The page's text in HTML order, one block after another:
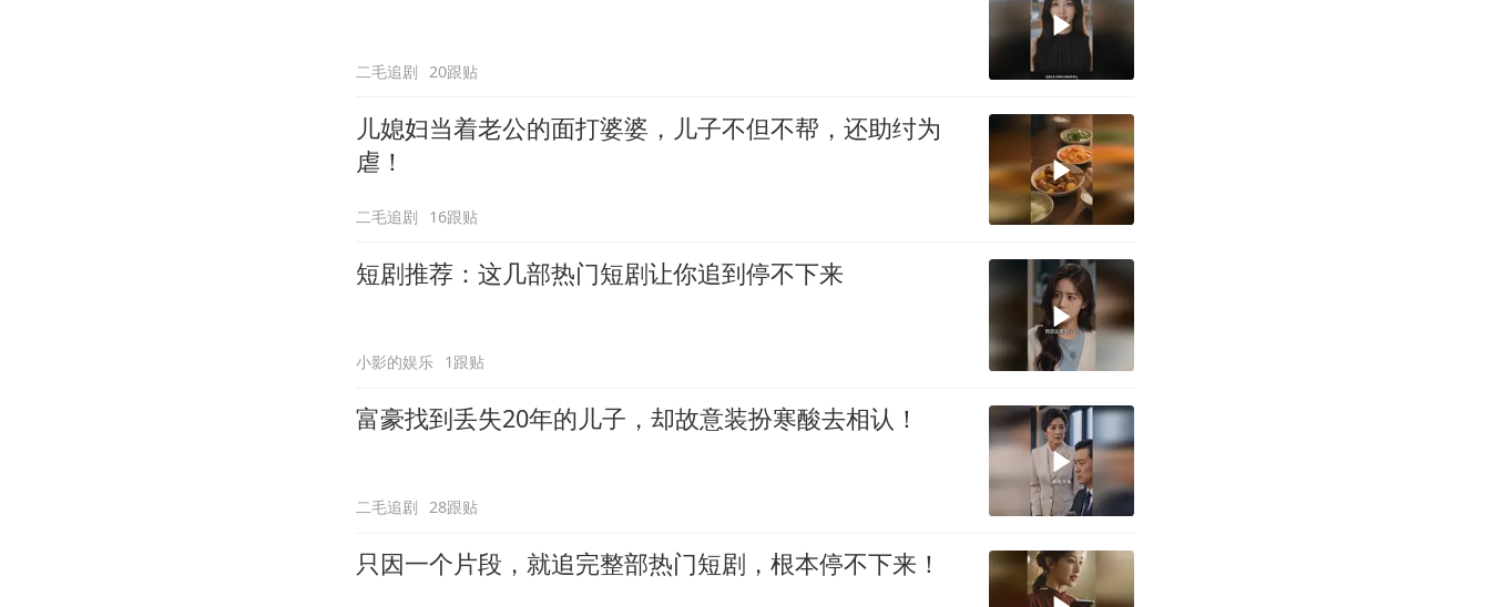
二毛追剧 20跟贴
儿媳妇当着老公的面打婆婆，儿子不但不帮，还助纣为
虐！
二毛追剧 16跟贴
短剧推荐：这几部热门短剧让你追到停不下来
小影的娱乐 1跟贴
富豪找到丢失20年的儿子，却故意装扮寒酸去相认！
二毛追剧 28跟贴
只因一个片段，就追完整部热门短剧，根本停不下来！